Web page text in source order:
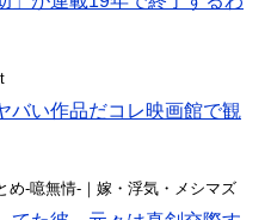
バい作品だコレ映画館で観
め-噫無情-｜嫁・浮気・メシマズ